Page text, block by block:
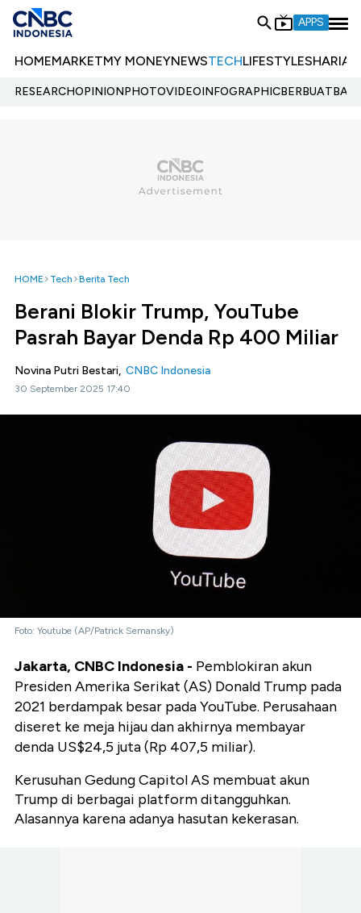
APPS
HOMEMARKETMY MONEYNEWSTECHLIFESTYLESHARIA
RESEARCHOPINIONPHOTOVIDEOINFOGRAPHIC
HOME Tech Berita Tech
Berani Blokir Trump, YouTube
Pasrah Bayar Denda Rp 400 Miliar
Novina Putri Bestari, CNBC Indonesia
30 September 2025 17:40
Foto: Youtube (AP/Patrick Semansky)
Jakarta, CNBC Indonesia - Pemblokiran akun
Presiden Amerika Serikat (AS) Donald Trump pada
2021 berdampak besar pada YouTube. Perusahaan
diseret ke meja hijau dan akhirnya membayar
denda US$24,5 juta (Rp 407,5 miliar).
Kerusuhan Gedung Capitol AS membuat akun
Trump di berbagai platform ditangguhkan.
Alasannya karena adanya hasutan kekerasan.